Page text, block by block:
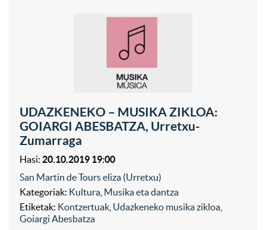
UDAZKENEKO – MUSIKA ZIKLOA:
GOIARGI ABESBATZA, Urretxu-
Zumarraga
Hasi: 20.10.2019 19:00
San Martin de Tours eliza (Urretxu)
Kategoriak: Kultura Musika eta dantza
Etiketak: Kontzertuak Udazkeneko musika zikloa
Goiargi Abesbatza